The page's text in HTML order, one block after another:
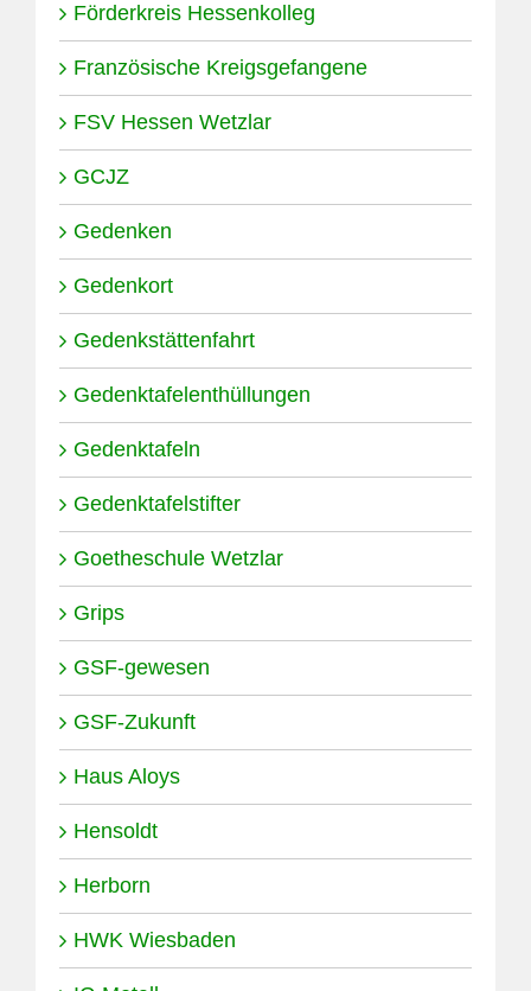
Förderkreis Hessenkolleg
Französische Kreigsgefangene
FSV Hessen Wetzlar
GCJZ
Gedenken
Gedenkort
Gedenkstättenfahrt
Gedenktafelenthüllungen
Gedenktafeln
Gedenktafelstifter
Goetheschule Wetzlar
Grips
GSF-gewesen
GSF-Zukunft
Haus Aloys
Hensoldt
Herborn
HWK Wiesbaden